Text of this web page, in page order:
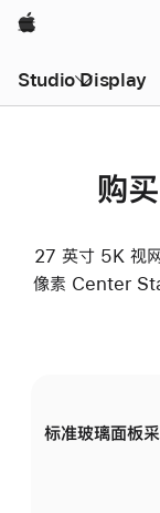
Apple
Studio Display
购
27 英寸 5K 视
像素 Center
标准玻璃面板